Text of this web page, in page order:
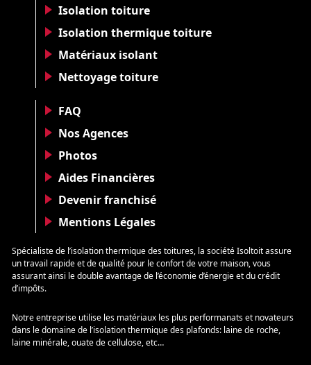
Isolation toiture
Isolation thermique toiture
Matériaux isolant
Nettoyage toiture
FAQ
Nos Agences
Photos
Aides Financières
Devenir franchisé
Mentions Légales
Spécialiste de l’isolation thermique des toitures, la société Isoltoit assure
un travail rapide et de qualité pour le confort de votre maison, vous
assurant ainsi le double avantage de l’économie d’énergie et du crédit
d’impôts.
Notre entreprise utilise les matériaux les plus performanats et novateurs
dans le domaine de l’isolation thermique des plafonds: laine de roche,
laine minérale, ouate de cellulose, etc…